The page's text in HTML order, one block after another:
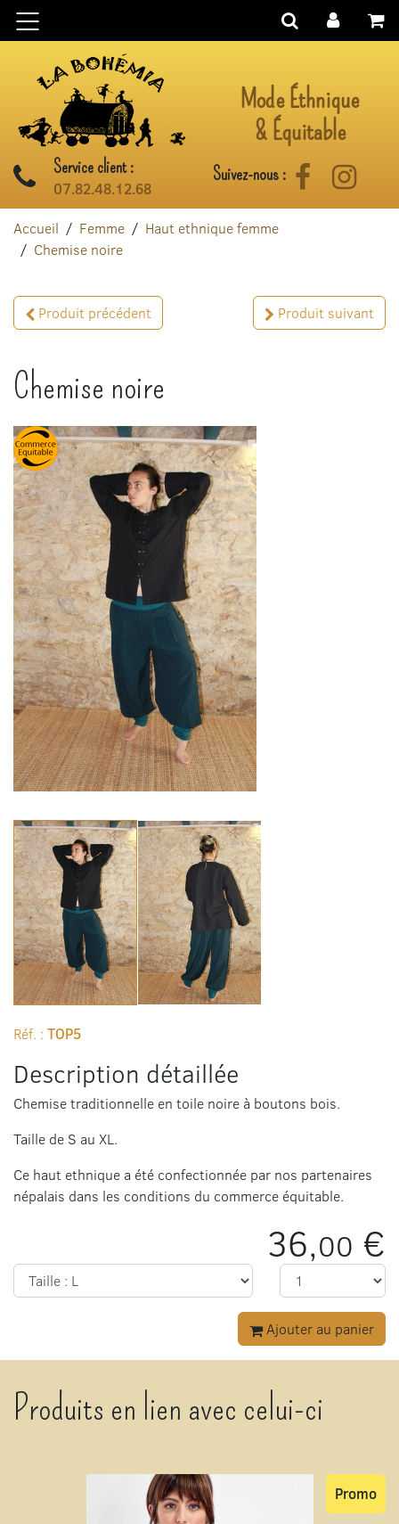
Aller au contenu
Mode Éthnique
& Équitable
Service client :
07.82.48.12.68
Suivez-nous : Facebook
Accueil Femme
Haut ethnique femme
Chemise noire
Produit précédent Produit suivant
Chemise noire
Réf. : TOP5
Description détaillée
Chemise traditionnelle en toile noire à boutons bois.
Taille de S au XL.
Ce haut ethnique a été confectionnée par nos partenaires
népalais dans les conditions du commerce équitable.
36,00 €
Ajouter au panier
Produits en lien avec celui-ci
Promo